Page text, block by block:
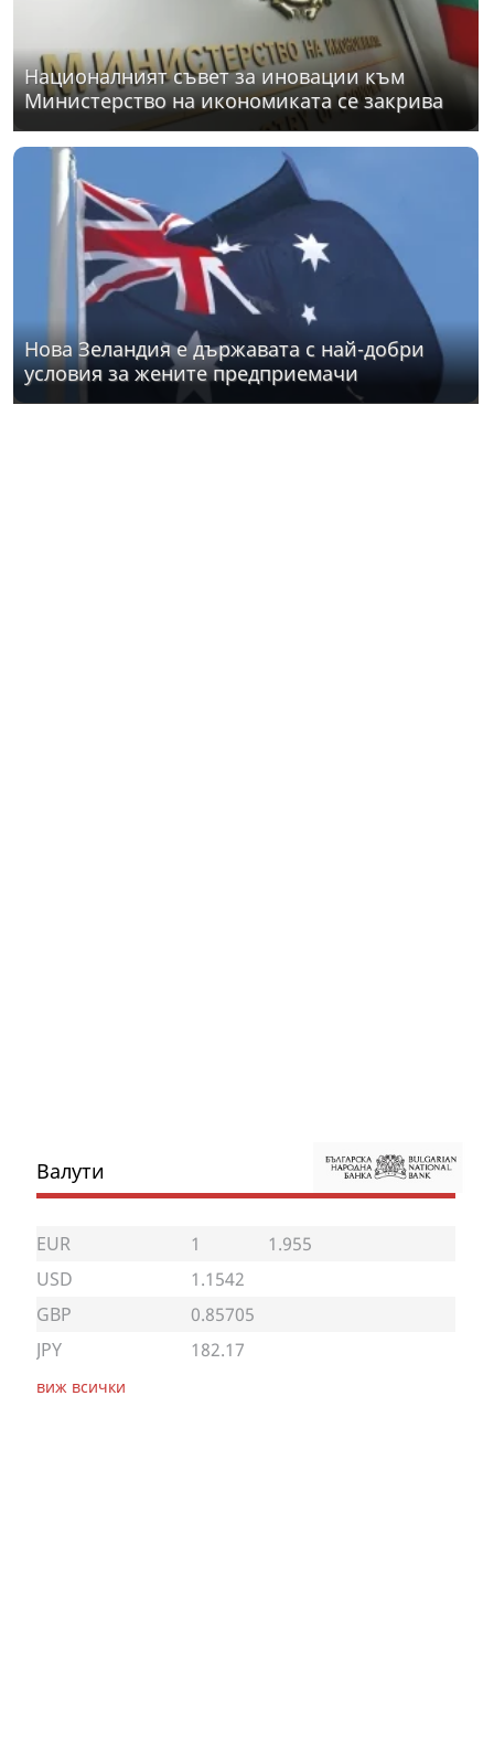
Националният съвет за иновации към
Министерство на икономиката се закрива
Нова Зеландия е държавата с най-добри
условия за жените предприемачи
Валути
EUR 1
1.955
USD
1.1542
GBP
0.85705
JPY
182.17
виж всички